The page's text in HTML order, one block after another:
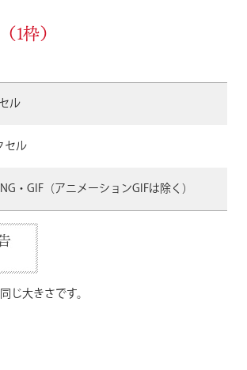
1枠）
ル
セル
・GIF（アニメーションGIFは除く）
じ大きさです。